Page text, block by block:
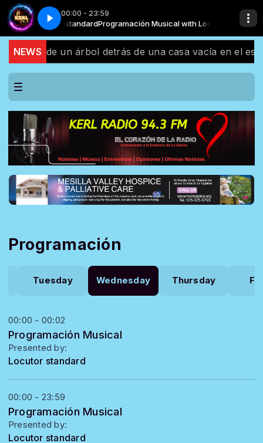
00:00 - 23:59
with Locutor standardProgramación Musical with Locutor standard
- MT Manuel Turizo Te Hacen Falta Dos - MT Manuel Turizo
NEWSde un árbol detrás de una casa vacía en el
Programación
Tuesday Wednesday Thursday
00:00 - 00:02
Programación Musical
Presented by:
Locutor standard
00:00 - 23:59
Programación Musical
Presented by:
Locutor standard